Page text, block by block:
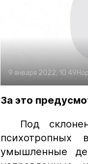
9 января 2022, 10:49
За это
Под
умышленные